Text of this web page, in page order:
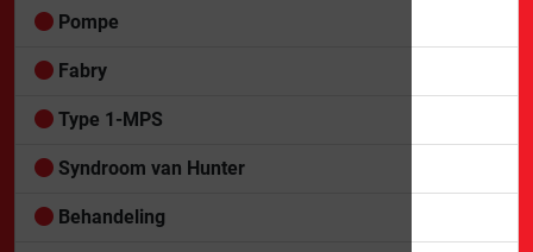
Pompe
Fabry
Type 1-MPS
Syndroom van Hunter
Behandeling